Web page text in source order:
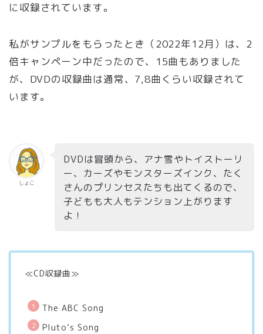
に収録されています。
私がサンプルをもらったとき （2022年12月） は、 2
倍キャンペーン中だったので、15曲もありました
が、 DVDの収録曲は通常、7,8曲くらい収録されて
います。
しょこ
DVDは冒頭から、アナ雪やトイストーリ
ー、カーズやモンスターズインク、たく
さんのプリンセスたちも出てくるので、
子どもも大人もテンション上がります
よ！
≪CD収録曲≫
The ABC Song
Pluto’s Song